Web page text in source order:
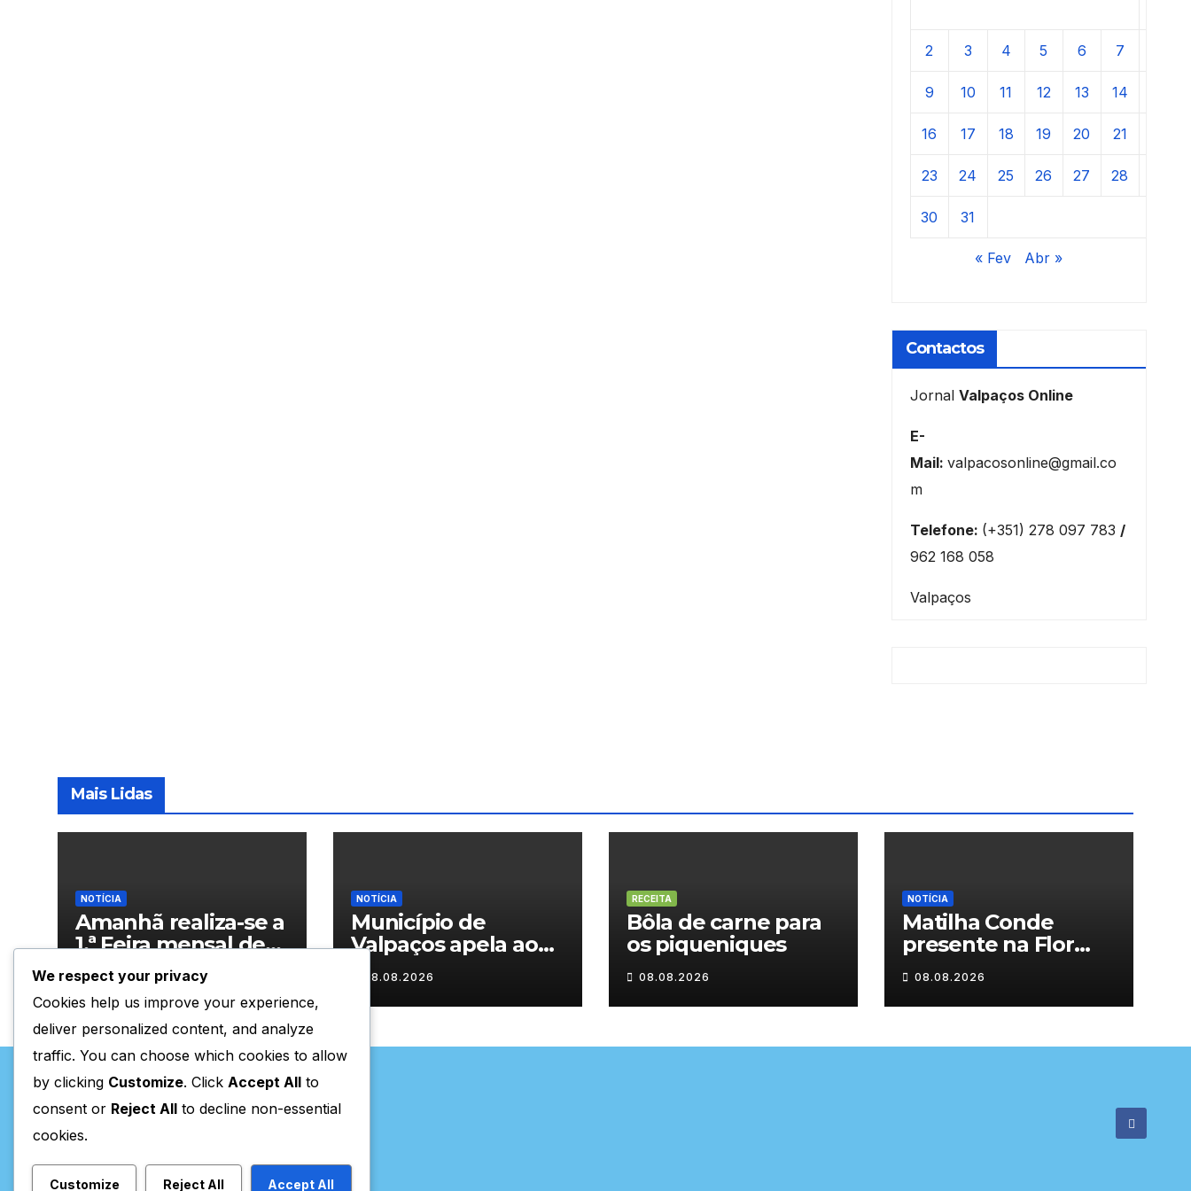
2 3 4 5 6 7
9 10 11 12 13 14
16 17 18 19 20 21
23 24 25 26 27 28
30 31
« Fev Abr »
Contactos
Jornal Valpaços Online
E-
Mail: valpacosonline@gmail.co
m
Telefone: (+351) 278 097 783 /
962 168 058
Valpaços
Mais Lidas
NOTÍCIA
Amanhã realiza-se a
1.ª Feira mensal de
Sonim
08.08.2026
NOTÍCIA
Município de
Valpaços apela ao
consumo
responsável de
água
08.08.2026
RECEITA
Bôla de carne para
os piqueniques
08.08.2026
NOTÍCIA
Matilha Conde
presente na Flor
Rural
08.08.2026
Valpaços Online
We respect your privacy
Cookies help us improve your experience,
deliver personalized content, and analyze
traffic. You can choose which cookies to allow
by clicking Customize. Click Accept All to
consent or Reject All to decline non-essential
cookies.
Customize Reject All Accept All